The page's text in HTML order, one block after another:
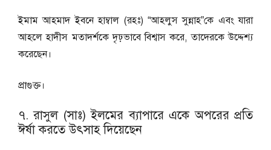
ইমাম আহমাদ ইবনে হাম্বাল (রহঃ) “আহলুস সুন্নাহ”কে এবং যারা
আহলে হাদীস মতাদর্শকে দৃঢ়ভাবে বিশ্বাস করে, তাদেরকে উদ্দেশ্য
করেছেন।
প্রাগুক্ত।
৭. রাসুল (সাঃ) ইলমের ব্যাপারে একে অপরের প্রতি
ঈর্ষা করতে উৎসাহ দিয়েছেন